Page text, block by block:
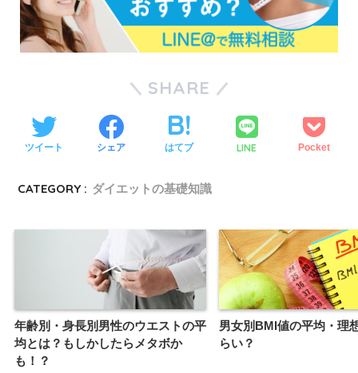
SHARE
ツイート シェア はてブ LINE Pocket
CATEGORY : ダイエットの基礎知識
年齢別・身長別男性のウエストの平
均とは？もしかしたらメタボか
も！？
男女別BMI値の平均・理
らい？